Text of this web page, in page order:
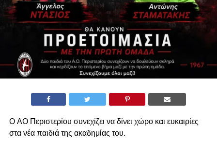
Ο ΑΟ Περιστερίου συνεχίζει να δίνει χώρο και ευκαιρίες
στα νέα παιδιά της ακαδημίας του.